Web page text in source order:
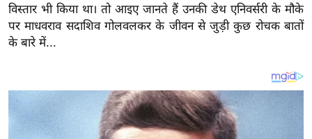
ब
ज
ट
विस्तार भी किया था। तो आइए जानते हैं उनकी डेथ एनिवर्सरी के मौके
पर माधवराव सदाशिव गोलवलकर के जीवन से जुड़ी कुछ रोचक बातों
के बारे में...